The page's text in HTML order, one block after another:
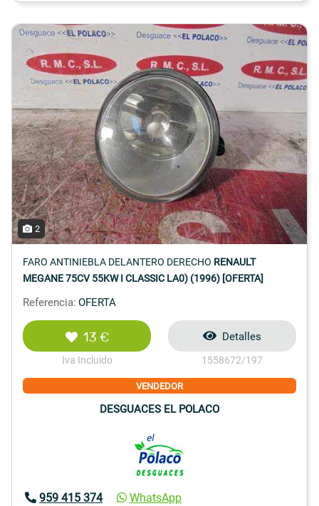
2
FARO ANTINIEBLA DELANTERO DERECHO RENAULT
MEGANE 75CV 55KW I CLASSIC LA0) (1996) [OFERTA]
Referencia: OFERTA
13 €
Iva Incluido
Detalles
1558672/197
VENDEDOR
DESGUACES EL POLACO
959 415 374
WhatsApp